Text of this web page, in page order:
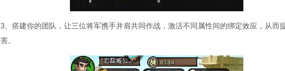
3、搭建你的团队，让三位将军携手并肩共同作战，激活不同属性间的绑定效应，从而
害。